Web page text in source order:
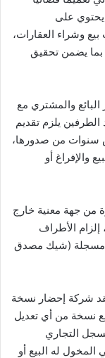
يحتوي على
وشراء العقارات،
بما يضمن تحقيق
والمشتري مع
يلزم تقديم
سنوات من صدورها،
والإفراغ أو
من جهة معنية خارج
إلزام الأطراف
مسجلة (شيك مصدق
شركة إحضار نسخة
نسخة من أي تعديل
التجاري
له البيع أو